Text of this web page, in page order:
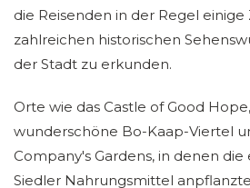
die Reisenden in der Regel einige
zahlreichen historischen
der Stadt zu erkunden.
Orte wie das Castle of Good
wunderschöne Bo-Kaap-Viertel
Company's Gardens, in denen
Siedler Nahrungsmittel